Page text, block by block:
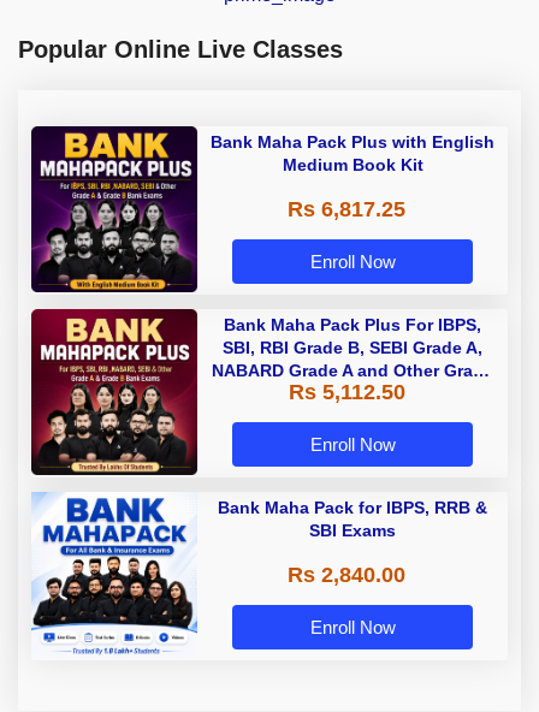
Popular Online Live Classes
Bank Maha Pack Plus with English
Medium Book Kit
Rs 6,817.25
Enroll Now
Bank Maha Pack Plus For IBPS,
SBI, RBI Grade B, SEBI Grade A,
NABARD Grade A and Other Grade
A & Grade B Bank Exams
Rs 5,112.50
Enroll Now
Bank Maha Pack for IBPS, RRB &
SBI Exams
Rs 2,840.00
Enroll Now